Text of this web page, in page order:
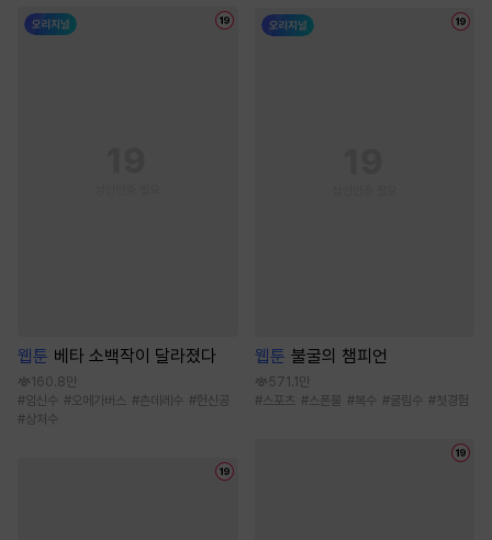
웹툰 베타 소백작이 달라졌다
160.8만
#임신수 #오메가버스 #츤데레수 #헌신공
#상처수
웹툰 불굴의 챔피언
571.1만
#스포츠 #스폰물 #복수 #굴림수 #첫경험